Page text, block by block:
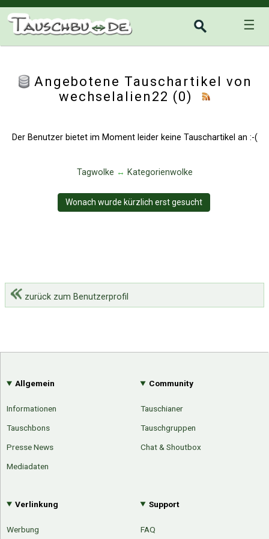
☰
Angebotene Tauschartikel von
wechselalien22 (0)
Der Benutzer bietet im Moment leider keine Tauschartikel an :-(
Tagwolke ↔ Kategorienwolke
Wonach wurde kürzlich erst gesucht
zurück zum Benutzerprofil
Allgemein
Informationen
Tauschbons
Presse News
Mediadaten
Community
Tauschianer
Tauschgruppen
Chat & Shoutbox
Verlinkung
Werbung
Support
FAQ